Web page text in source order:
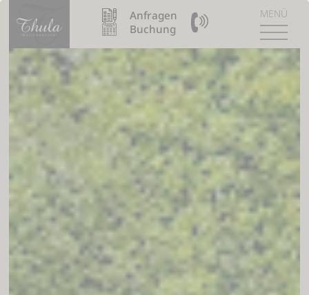
Anfragen
Buchung
09904 / 8110990MENÜ